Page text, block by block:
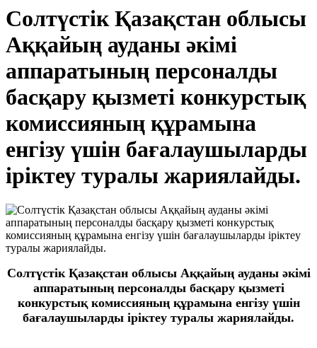
Солтүстік Қазақстан облысы
Аққайың ауданы әкімі
аппаратының персоналды
басқару қызметі конкурстық
комиссияның құрамына
енгізу үшін бағалаушыларды
іріктеу туралы жариялайды.
Солтүстік Қазақстан облысы Аққайың ауданы әкімі
аппаратының персоналды басқару қызметі
конкурстық комиссияның құрамына енгізу үшін
бағалаушыларды іріктеу туралы жариялайды.